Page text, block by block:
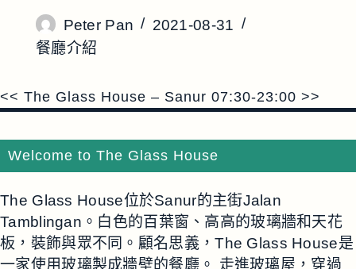
Peter Pan
2021-08-31
餐廳介紹
<< The Glass House – Sanur 07:30-23:00 >>
Welcome to The Glass House
The Glass House位於Sanur的主街Jalan
Tamblingan。白色的百葉窗、高高的玻璃牆和天花
板，裝飾與眾不同。顧名思義，The Glass House是
一家使用玻璃製成牆壁的餐廳。 走進玻璃屋，穿過